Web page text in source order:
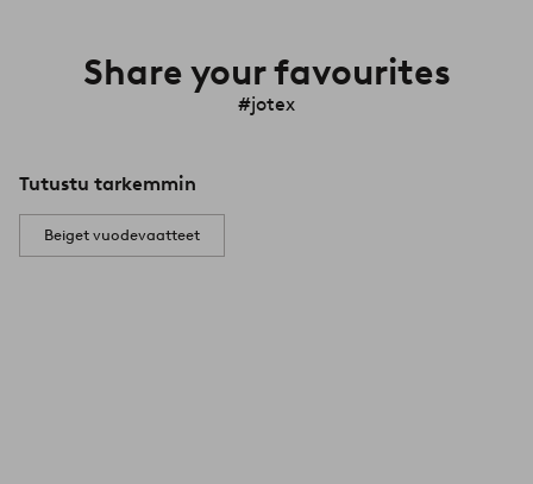
Share your favourites
#jotex
Tutustu tarkemmin
Beiget vuodevaatteet